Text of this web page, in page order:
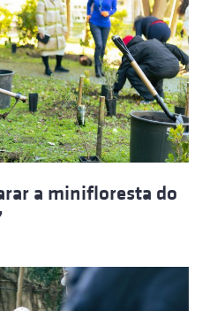
a minifloresta do